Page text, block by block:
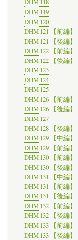
DHM 118
DHM 119
DHM 120
DHM 121 【前編】
DHM 121 【後編】
DHM 122 【前編】
DHM 122 【後編】
DHM 123
DHM 124
DHM 125
DHM 126 【前編】
DHM 126 【後編】
DHM 127
DHM 128 【後編】
DHM 129 【中編】
DHM 129 【前編】
DHM 130 【前編】
DHM 130 【後編】
DHM 131 【中編】
DHM 131 【前編】
DHM 131 【後編】
DHM 132 【前編】
DHM 132 【後編】
DHM 133 【前編】
DHM 133 【後編】